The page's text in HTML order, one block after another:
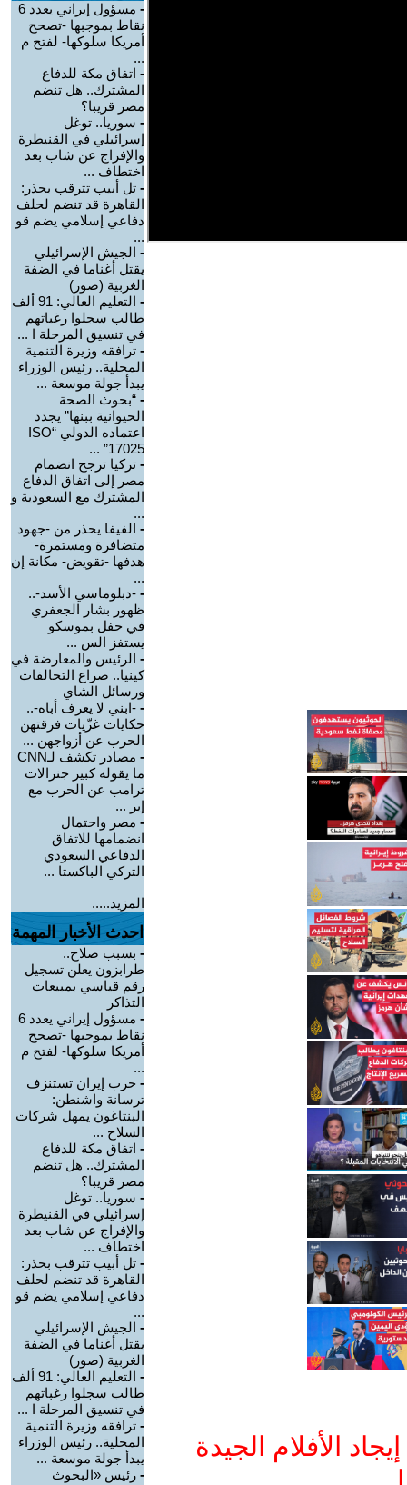
الأفلام الجيدة
-
مسؤول إيراني يعدد 6
نقاط بموجبها -تصحح
أمريكا سلوكها- لفتح م
...
- اتفاق مكة للدفاع
المشترك.. هل تنضم
مصر قريبا؟
- سوريا.. توغل
إسرائيلي في القنيطرة
والإفراج عن شاب بعد
اختطاف ...
- تل أبيب تترقب بحذر:
القاهرة قد تنضم لحلف
دفاعي إسلامي يضم قو
...
- الجيش الإسرائيلي
يقتل أغناما في الضفة
الغربية (صور)
-
التعليم العالي: 91 ألف
طالب سجلوا رغباتهم
في تنسيق المرحلة ا ...
- ترافقه وزيرة التنمية
المحلية.. رئيس الوزراء
يبدأ جولة موسعة ...
- “بحوث الصحة
الحيوانية ببنها” يجدد
اعتماده الدولي “ISO
17025” ...
- تركيا ترجح انضمام
مصر إلى اتفاق الدفاع
المشترك مع السعودية و
...
- الفيفا يحذر من -جهود
متضافرة ومستمرة-
هدفها -تقويض- مكانة إن
...
- -دبلوماسي الأسد-..
ظهور بشار الجعفري
في حفل بموسكو
يستفز الس ...
- الرئيس والمعارضة في
كينيا.. صراع التحالفات
ورسائل الشاي
- -ابني لا يعرف أباه-..
حكايات غزّيات فرقتهن
الحرب عن أزواجهن ...
-
مصادر تكشف لـCNN
ما يقوله كبير جنرالات
ترامب عن الحرب مع
إير ...
- مصر واحتمال
انضمامها للاتفاق
الدفاعي السعودي
التركي الباكستا ...
المزيد.....
احدث الأخبار المهمة
- بسبب صلاح..
طرابزون يعلن تسجيل
رقم قياسي بمبيعات
التذاكر
-
مسؤول إيراني يعدد 6
نقاط بموجبها -تصحح
أمريكا سلوكها- لفتح م
...
- حرب إيران تستنزف
ترسانة واشنطن:
البنتاغون يمهل شركات
السلاح ...
- اتفاق مكة للدفاع
المشترك.. هل تنضم
مصر قريبا؟
- سوريا.. توغل
إسرائيلي في القنيطرة
والإفراج عن شاب بعد
اختطاف ...
- تل أبيب تترقب بحذر:
القاهرة قد تنضم لحلف
دفاعي إسلامي يضم قو
...
- الجيش الإسرائيلي
يقتل أغناما في الضفة
الغربية (صور)
-
التعليم العالي: 91 ألف
طالب سجلوا رغباتهم
في تنسيق المرحلة ا ...
- ترافقه وزيرة التنمية
المحلية.. رئيس الوزراء
يبدأ جولة موسعة ...
- رئيس «البحوث